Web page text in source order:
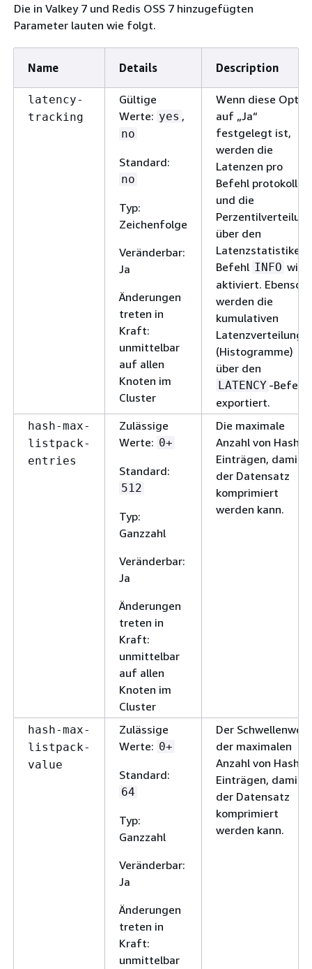
Die in Valkey 7 und Redis OSS 7 hinzugefügten
Parameter lauten wie folgt.
Name Details Description
latency-
tracking
Gültige
Werte: yes ,
no
Standard:
no
Typ:
Zeichenfolge
Veränderbar:
Ja
Änderungen
treten in
Kraft:
unmittelbar
auf allen
Knoten im
Cluster
Wenn diese
auf „Ja“
festgelegt ist,
werden die
Latenzen pro
Befehl
und die
über den
Latenzstatistiken-
Befehl INFO wird
aktiviert. Ebenso
werden die
kumulativen
(Histogramme)
über den
LATENCY -Befehl
exportiert.
hash-max-
listpack-
entries
Zulässige
Werte: 0+
Standard:
512
Typ:
Ganzzahl
Veränderbar:
Ja
Änderungen
treten in
Kraft:
unmittelbar
auf allen
Knoten im
Cluster
Die maximale
Anzahl von Hash-
Einträgen, damit
der Datensatz
komprimiert
werden kann.
hash-max-
listpack-
value
Zulässige
Werte: 0+
Standard:
64
Typ:
Ganzzahl
Veränderbar:
Ja
Änderungen
treten in
Kraft:
unmittelbar
Der Schwellenwert
der maximalen
Anzahl von Hash-
Einträgen, damit
der Datensatz
komprimiert
werden kann.